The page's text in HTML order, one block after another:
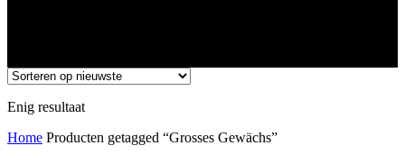
Enig resultaat
Home Producten getagged “Grosses Gewächs”